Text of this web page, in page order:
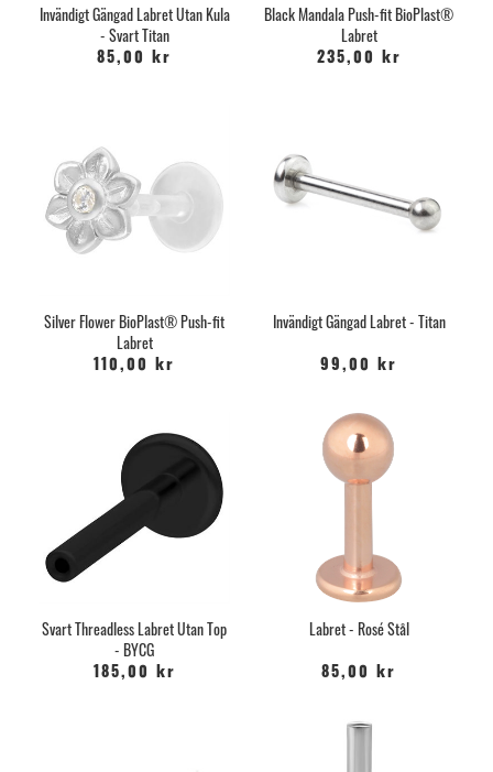
Invändigt Gängad Labret Utan Kula
- Svart Titan
85,00 kr
Black Mandala Push-fit BioPlast®
Labret
235,00 kr
Silver Flower BioPlast® Push-fit
Labret
110,00 kr
Invändigt Gängad Labret - Titan
99,00 kr
Svart Threadless Labret Utan Top
- BYCG
185,00 kr
Labret - Rosé Stål
85,00 kr